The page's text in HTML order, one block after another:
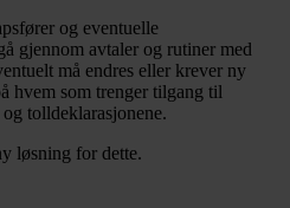
og eventuelle
gjennom avtaler og rutiner med
må endres eller krever ny
hvem som trenger tilgang til
tolldeklarasjonene.
løsning for dette.